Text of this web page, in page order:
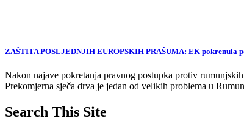
ZAŠTITA POSLJEDNJIH EUROPSKIH PRAŠUMA: EK pokrenula
Nakon najave pokretanja pravnog postupka protiv
Prekomjerna sječa drva je jedan od velikih problema u
Search This Site